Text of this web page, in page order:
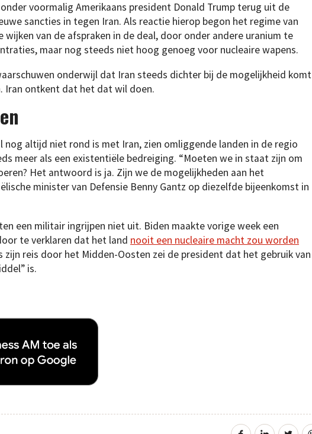
onder voormalig Amerikaans president Donald Trump terug uit de
sancties in tegen Iran. Als reactie hierop begon het regime van
van de afspraken in de deal, door onder andere uranium te
maar nog steeds niet hoog genoeg voor nucleaire wapens.
onderwijl dat Iran steeds dichter bij de mogelijkheid komt
Iran ontkent dat het dat wil doen.
nog altijd niet rond is met Iran, zien omliggende landen in de regio
meer als een existentiële bedreiging. “Moeten we in staat zijn om
Het antwoord is ja. Zijn we de mogelijkheden aan het
minister van Defensie Benny Gantz op diezelfde bijeenkomst in
een militair ingrijpen niet uit. Biden maakte vorige week een
te verklaren dat het land nooit een nucleaire macht zou worden
zijn reis door het Midden-Oosten zei de president dat het gebruik van
is.